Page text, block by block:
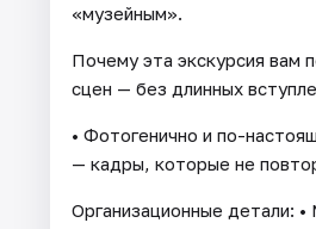
«музейным».
Почему эта экскурсия вам
сцен — без длинных
• Фотогенично и по-
— кадры, которые не
Организационные детали: